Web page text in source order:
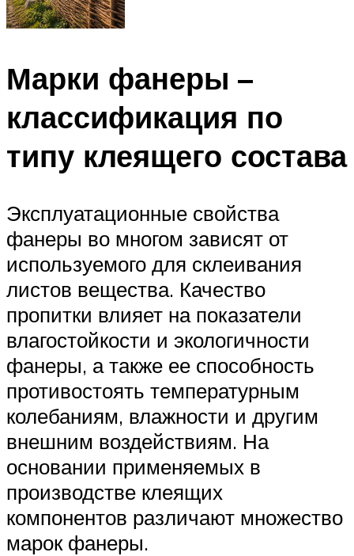
Марки фанеры –
классификация по
типу клеящего состава
Эксплуатационные свойства
фанеры во многом зависят от
используемого для склеивания
листов вещества. Качество
пропитки влияет на показатели
влагостойкости и экологичности
фанеры, а также ее способность
противостоять температурным
колебаниям, влажности и другим
внешним воздействиям. На
основании применяемых в
производстве клеящих
компонентов различают множество
марок фанеры.